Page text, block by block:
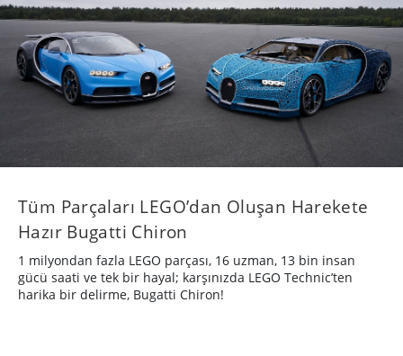
Tüm Parçaları LEGO’dan Oluşan Harekete
Hazır Bugatti Chiron
1 milyondan fazla LEGO parçası, 16 uzman, 13 bin insan
gücü saati ve tek bir hayal; karşınızda LEGO Technic’ten
harika bir delirme, Bugatti Chiron!